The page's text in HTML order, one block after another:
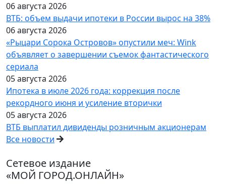
06 августа 2026
ВТБ: объем выдачи ипотеки в России вырос на 38%
06 августа 2026
«Рыцари Сорока Островов» опустили меч: Wink
объявляет о завершении съемок фантастического
сериала
05 августа 2026
Ипотека в июле 2026 года: коррекция после
рекордного июня и усиление вторички
05 августа 2026
ВТБ выплатил дивиденды розничным акционерам
Все новости
Сетевое издание
«МОЙ ГОРОД.ОНЛАЙН»